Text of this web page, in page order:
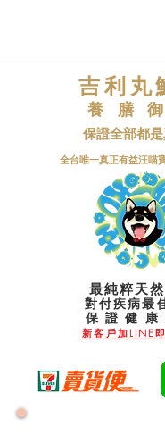
吉利丸
養 膳
保證全部都
全台唯一真正有益汪喵
最純粹天
對付疾病最
保 證 健 康
新客戶加LINE